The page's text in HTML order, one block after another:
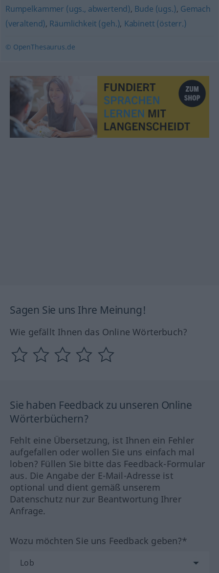
Rumpelkammer (ugs., abwertend), Bude (ugs.), Gemach
(veraltend), Räumlichkeit (geh.), Kabinett (österr.)
© OpenThesaurus.de
Sagen Sie uns Ihre Meinung!
Wie gefällt Ihnen das Online Wörterbuch?
Sie haben Feedback zu unseren Online
Wörterbüchern?
Fehlt eine Übersetzung, ist Ihnen ein Fehler
aufgefallen oder wollen Sie uns einfach mal
loben? Füllen Sie bitte das Feedback-Formular
aus. Die Angabe der E-Mail-Adresse ist
optional und dient gemäß unserem
Datenschutz nur zur Beantwortung Ihrer
Anfrage.
Wozu möchten Sie uns Feedback geben?*